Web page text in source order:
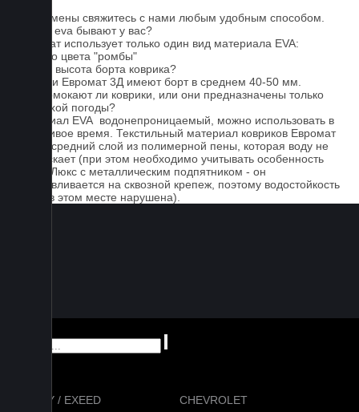
Для замены свяжитесь с нами любым удобным способом.
Серые eva бывают у вас?
Евромат использует только один вид материала EVA:
черного цвета "ромбы"
Какова высота борта коврика?
Коврики Евромат 3Д имеют борт в среднем 40-50 мм.
Не промокают ли коврики, или они предназначены только
для сухой погоды?
Материал EVA водонепроницаемый, можно использовать в
дождливое время. Текстильный материал ковриков Евромат
имеет средний слой из полимерной пены, которая воду не
пропускает (при этом необходимо учитывать особенность
серии Люкс с металлическим подпятником - он
устанавливается на сквозной крепеж, поэтому водостойкость
ковра в этом месте нарушена).
CHERY / EXEED
CHEVROLET